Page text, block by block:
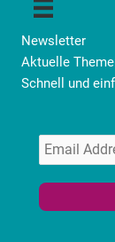
Newsletter
Aktuelle
Schnell und